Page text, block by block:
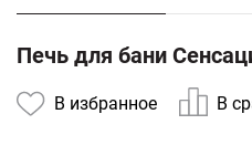
Печь для бани
В избранное В